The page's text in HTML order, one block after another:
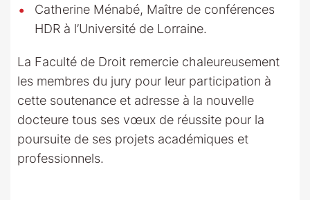
Catherine Ménabé, Maître de conférences
HDR à l’Université de Lorraine.
La Faculté de Droit remercie chaleureusement
les membres du jury pour leur participation à
cette soutenance et adresse à la nouvelle
docteure tous ses vœux de réussite pour la
poursuite de ses projets académiques et
professionnels.